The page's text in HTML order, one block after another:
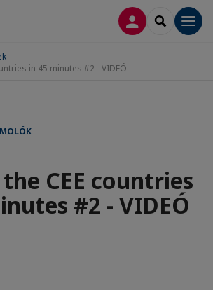
BELÉPÉSSEARCH
in 45 minutes #2 - VIDEÓ
CEE countries
#2 - VIDEÓ